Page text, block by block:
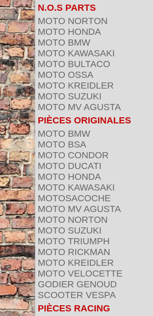
N.O.S PARTS
MOTO NORTON
MOTO HONDA
MOTO BMW
MOTO KAWASAKI
MOTO BULTACO
MOTO OSSA
MOTO KREIDLER
MOTO SUZUKI
MOTO MV AGUSTA
PIÈCES ORIGINALES
MOTO BMW
MOTO BSA
MOTO CONDOR
MOTO DUCATI
MOTO HONDA
MOTO KAWASAKI
MOTOSACOCHE
MOTO MV AGUSTA
MOTO NORTON
MOTO SUZUKI
MOTO TRIUMPH
MOTO RICKMAN
MOTO KREIDLER
MOTO VELOCETTE
GODIER GENOUD
SCOOTER VESPA
PIÈCES RACING